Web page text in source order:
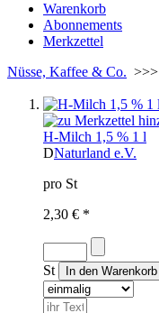
Warenkorb
Abonnements
Merkzettel
Nüsse, Kaffee & Co. >>>
H-Milch 1,5 % 1 l
DNaturland e.V.
pro St
2,30 € *
St